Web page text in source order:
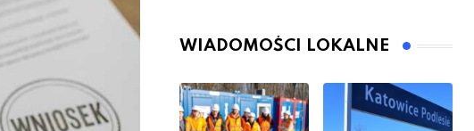
WIADOMOŚCI LOKALNE